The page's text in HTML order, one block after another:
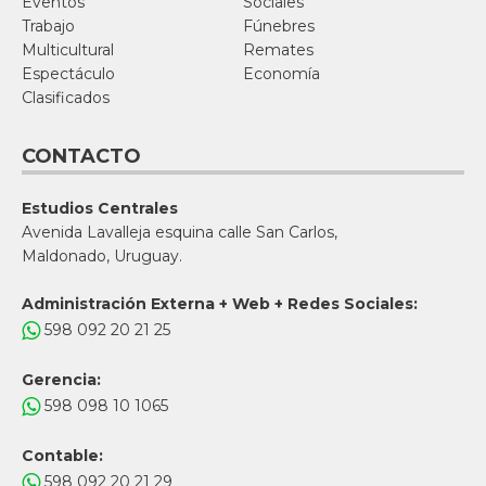
Trabajo
Fúnebres
Multicultural
Remates
Espectáculo
Economía
Clasificados
CONTACTO
Estudios Centrales
Avenida Lavalleja esquina calle San Carlos,
Maldonado, Uruguay.
Administración Externa + Web + Redes Sociales:
598 092 20 21 25
Gerencia:
598 098 10 1065
Contable:
598 092 20 21 29